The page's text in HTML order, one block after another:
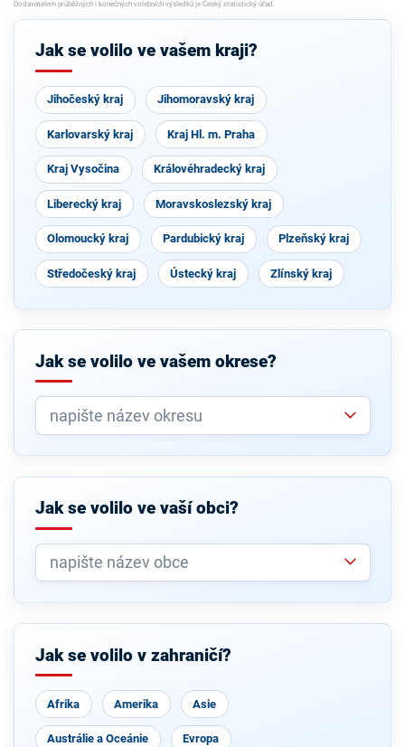
Jak se volilo ve vašem kraji?
Jihočeský kraj Jihomoravský kraj
Karlovarský kraj Kraj Hl. m. Praha
Kraj Vysočina Královéhradecký kraj
Liberecký kraj Moravskoslezský kraj
Olomoucký kraj Pardubický kraj Plzeňský kraj
Středočeský kraj Ústecký kraj Zlínský kraj
Jak se volilo ve vašem okrese?
Jak se volilo ve vaší obci?
Jak se volilo v zahraničí?
Afrika Amerika Asie
Austrálie a Oceánie Evropa